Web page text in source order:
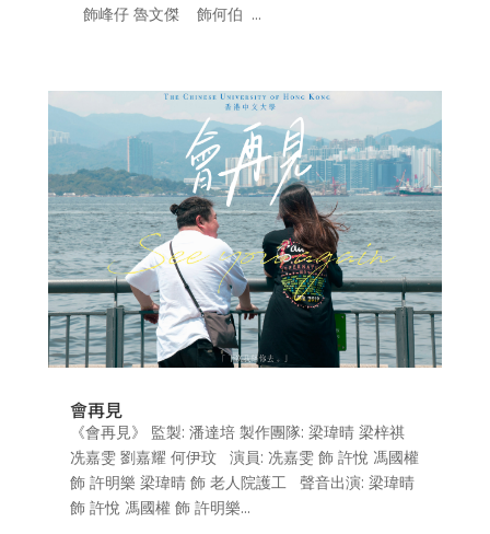
飾峰仔 魯文傑 飾何伯 ...
會再見
《會再見》 監製: 潘達培 製作團隊: 梁瑋晴 梁梓祺
冼嘉雯 劉嘉耀 何伊玟 演員: 冼嘉雯 飾 許悅 馮國權
飾 許明樂 梁瑋晴 飾 老人院護工 聲音出演: 梁瑋晴
飾 許悅 馮國權 飾 許明樂...